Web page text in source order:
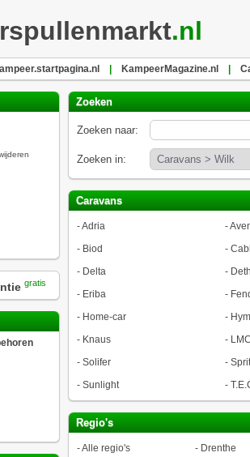
.nl
KampeerMagazine.nl
gratis
Zoeken
Zoeken naar:
Zoeken in:
Caravans
-Adria -
- Biod -
- Delta -
- Eriba -
- Home-car -
- Knaus -
- Solifer -
- Sunlight -
Regio's
-Alle regio's - Drenthe